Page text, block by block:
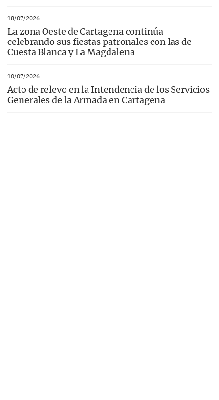
18/07/2026
La zona Oeste de Cartagena continúa
celebrando sus fiestas patronales con las de
Cuesta Blanca y La Magdalena
10/07/2026
Acto de relevo en la Intendencia de los Servicios
Generales de la Armada en Cartagena